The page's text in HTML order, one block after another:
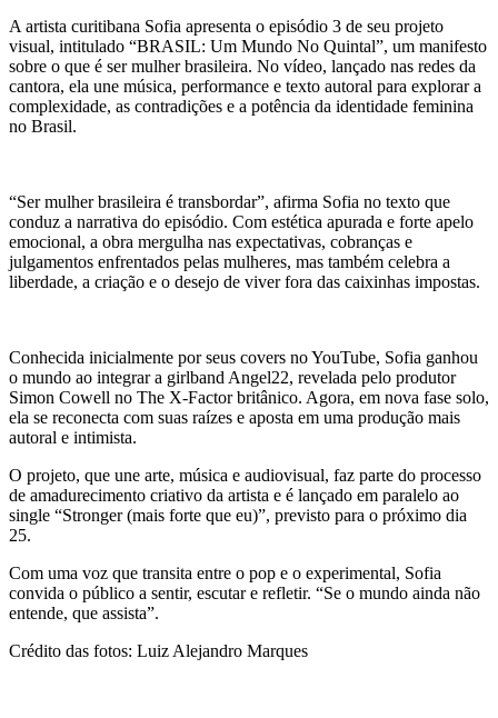
A artista curitibana Sofia apresenta o episódio 3 de seu projeto
visual, intitulado “BRASIL: Um Mundo No Quintal”, um manifesto
sobre o que é ser mulher brasileira. No vídeo, lançado nas redes da
cantora, ela une música, performance e texto autoral para explorar a
complexidade, as contradições e a potência da identidade feminina
no Brasil.
“Ser mulher brasileira é transbordar”, afirma Sofia no texto que
conduz a narrativa do episódio. Com estética apurada e forte apelo
emocional, a obra mergulha nas expectativas, cobranças e
julgamentos enfrentados pelas mulheres, mas também celebra a
liberdade, a criação e o desejo de viver fora das caixinhas impostas.
Conhecida inicialmente por seus covers no YouTube, Sofia ganhou
o mundo ao integrar a girlband Angel22, revelada pelo produtor
Simon Cowell no The X-Factor britânico. Agora, em nova fase solo,
ela se reconecta com suas raízes e aposta em uma produção mais
autoral e intimista.
O projeto, que une arte, música e audiovisual, faz parte do processo
de amadurecimento criativo da artista e é lançado em paralelo ao
single “Stronger (mais forte que eu)”, previsto para o próximo dia
25.
Com uma voz que transita entre o pop e o experimental, Sofia
convida o público a sentir, escutar e refletir. “Se o mundo ainda não
entende, que assista”.
Crédito das fotos: Luiz Alejandro Marques